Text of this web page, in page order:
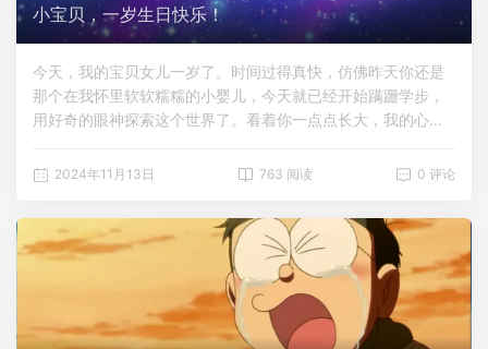
时刻时，身体却亮起了更多红灯。伴随二十年的慢性支气管炎
剧烈发作，咳嗽声像破旧的风箱在胸腔里拉扯；四肢皮肤突然
天内消瘦十斤，眼眶凹陷的模样连亲妈视频时都愣了几秒。康
复期的顿悟与警示 如今站在康复的岸边回望，这场疾病给我上
了沉重一课：病毒从不仁慈：甲流绝非"大号流感"，其...
小宝贝，一岁生日快乐！
今天，我的宝贝女儿一岁了。时间过得真快，仿佛昨天你还是
那个在我怀里软软糯糯的小婴儿，今天就已经开始蹒跚学步，
用好奇的眼神探索这个世界了。看着你一点点长大，我的心中
最珍贵的礼物，你的每一个笑容都能融化我的心。从你出生的
你的第一次啼哭、第一次微笑、第一次翻身、第一次坐起、第
一次爬行…… 每一个瞬间都让我感到无比幸福。你的每一次成
长，都是我最大的骄傲。然而，这一年的带娃经历也让我深刻
地体会到做父母是多么不容易。无数个夜晚，我强撑着睡意起
来给你喂奶、换尿布；担心你生病，时刻关注你的体温和状
态；为了给你最好的，我努力学习各种育儿知识，精心挑选每
2024年11月13日 763 阅读 0 评论